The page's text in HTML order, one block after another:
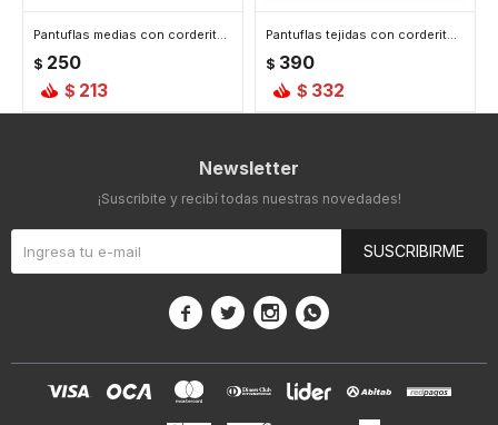
Pantuflas medias con corderito Rayas - Marron
$ 250
$ 213
Pantuflas tejidas con corderito - Marron
$ 390
$ 332
Newsletter
¡Suscribite y recibí todas nuestras novedades!
SUSCRIBIRME
   